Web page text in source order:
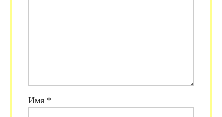
Имя *